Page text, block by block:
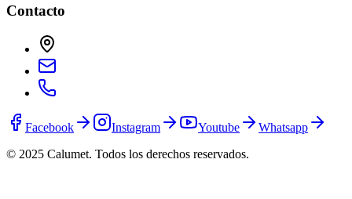
Contacto
Facebook Instagram Youtube
Whatsapp
© 2025 Calumet. Todos los derechos reservados.